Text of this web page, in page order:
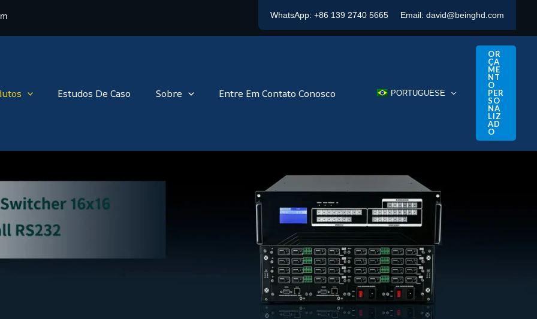
WhatsApp: +86 139 2740 5665 Email: david@beinghd.com
Estudos De Caso Sobre Entre Em Contato Conosco PORTUGUESE
OR
ÇA
ME
NT
O
PER
SO
NA
LIZ
AD
O